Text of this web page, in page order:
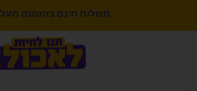
משלוח חינם בהזמנה מעל 150₪